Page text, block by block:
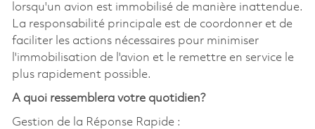
lorsqu'un avion est immobilisé de manière inattendue.
La responsabilité principale est de coordonner et de
faciliter les actions nécessaires pour minimiser
l'immobilisation de l'avion et le remettre en service le
plus rapidement possible.
A quoi ressemblera votre quotidien?
Gestion de la Réponse Rapide :